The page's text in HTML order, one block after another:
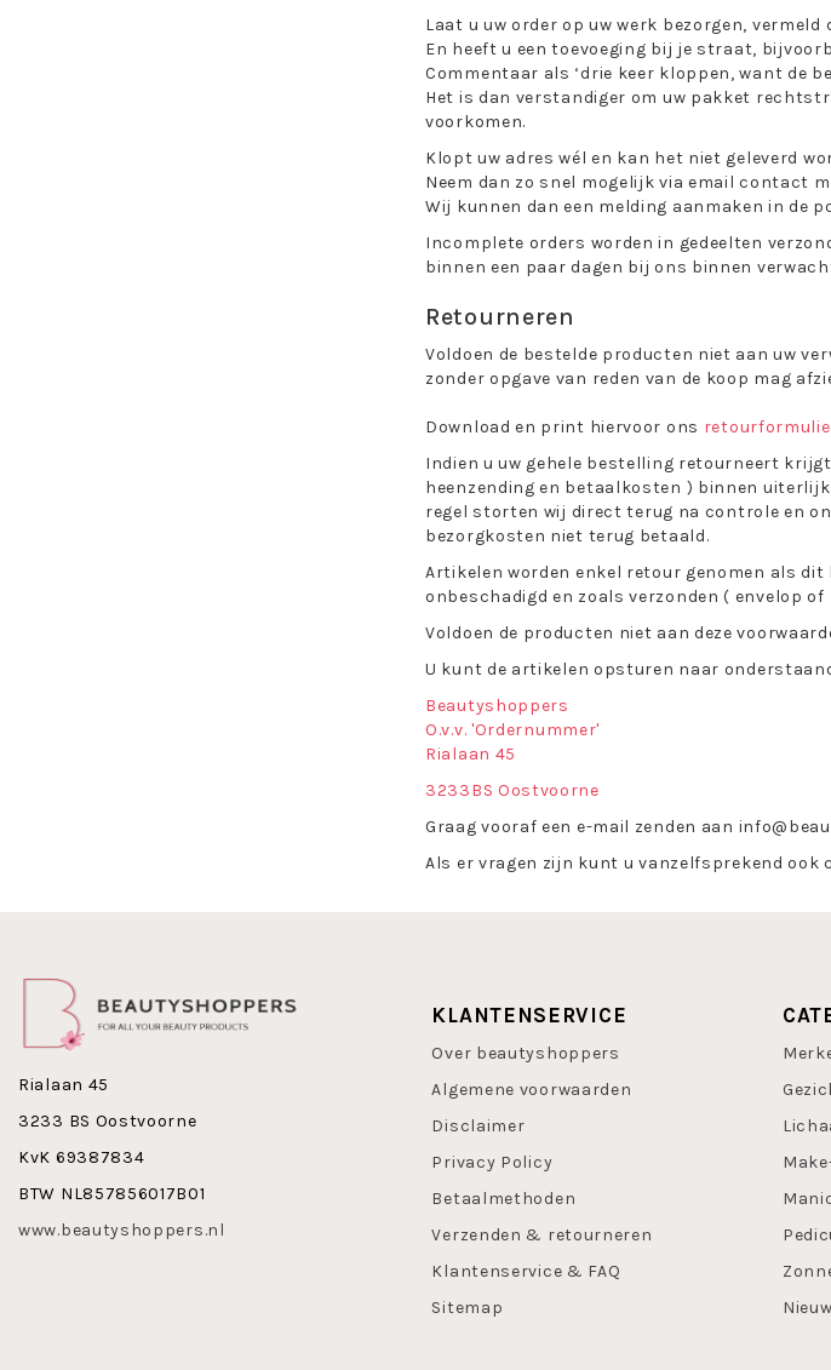
Laat u uw order op uw werk bezorgen,
En heeft u een toevoeging bij je straat,
Commentaar als ‘drie keer kloppen, want de
Het is dan verstandiger om uw pakket
voorkomen.
Klopt uw adres wél en kan het niet geleverd
Neem dan zo snel mogelijk via email contact
Wij kunnen dan een melding aanmaken in de
Incomplete orders worden in gedeelten
binnen een paar dagen bij ons binnen
Retourneren
Voldoen de bestelde producten niet aan uw
zonder opgave van reden van de koop mag
Download en print hiervoor ons
Indien u uw gehele bestelling retourneert
heenzending en betaalkosten ) binnen
regel storten wij direct terug na controle en
bezorgkosten niet terug betaald.
Artikelen worden enkel retour genomen als
onbeschadigd en zoals verzonden ( envelop
Voldoen de producten niet aan deze
U kunt de artikelen opsturen naar
Beautyshoppers
O.v.v. 'Ordernummer'
Rialaan 45
3233BS Oostvoorne
Graag vooraf een e-mail zenden aan
Als er vragen zijn kunt u vanzelfsprekend ook
Rialaan 45
3233 BS Oostvoorne
KvK 69387834
BTW NL857856017B01
www.beautyshoppers.nl
KLANTENSERVICE
Over beautyshoppers
Algemene voorwaarden
Disclaimer
Privacy Policy
Betaalmethoden
Verzenden & retourneren
Klantenservice & FAQ
Sitemap
Nieuw